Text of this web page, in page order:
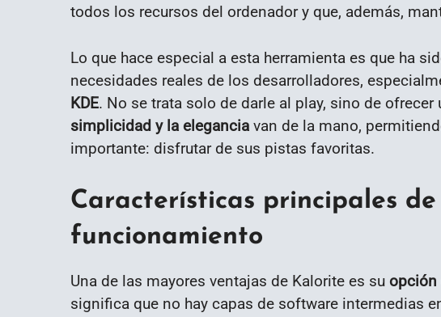
todos los recursos del ordenador y que, además,
Lo que hace especial a esta herramienta es que ha
necesidades reales de los desarrolladores,
KDE. No se trata solo de darle al play, sino de
simplicidad y la elegancia van de la mano,
importante: disfrutar de sus pistas favoritas.
Características principales
funcionamiento
Una de las mayores ventajas de Kalorite es su opción
significa que no hay capas de software intermedias